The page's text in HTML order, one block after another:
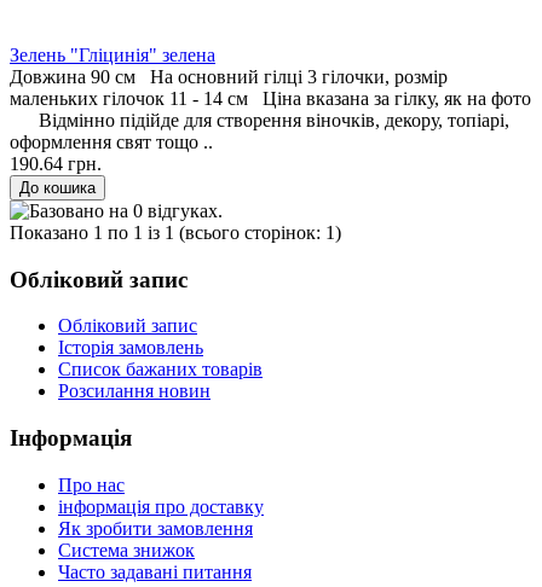
Зелень "Гліцинія" зелена
Довжина 90 см На основний гілці 3 гілочки, розмір
маленьких гілочок 11 - 14 см Ціна вказана за гілку, як на фото
Відмінно підійде для створення віночків, декору, топіарі,
оформлення свят тощо ..
190.64 грн.
Показано 1 по 1 із 1 (всього сторінок: 1)
Обліковий запис
Обліковий запис
Історія замовлень
Список бажаних товарів
Розсилання новин
Інформація
Про нас
інформація про доставку
Як зробити замовлення
Система знижок
Часто задавані питання